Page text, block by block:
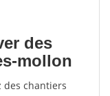
des
mollon
des chantiers